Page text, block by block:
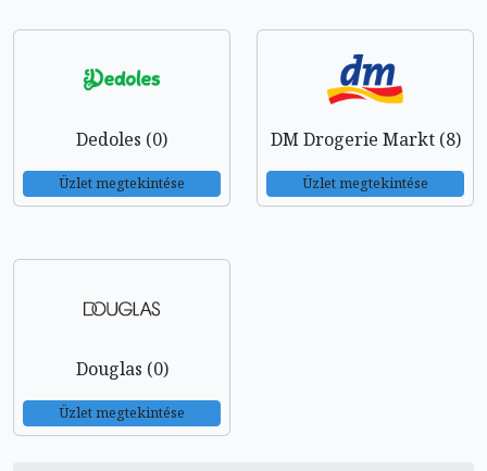
Dedoles (0)
Üzlet megtekintése
DM Drogerie Markt (8)
Üzlet megtekintése
Douglas (0)
Üzlet megtekintése